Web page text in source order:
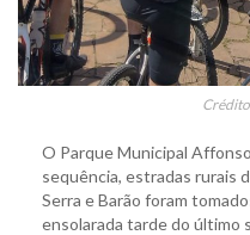
O Parque Municipal
sequência, estradas rurais
Serra e Barão foram
ensolarada tarde do último